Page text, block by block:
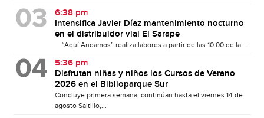
6:38 pm
Intensifica Javier Díaz mantenimiento nocturno
en el distribuidor vial El Sarape
“Aquí Andamos” realiza labores a partir de las 10:00 de la...
5:36 pm
Disfrutan niñas y niños los Cursos de Verano
2026 en el Biblioparque Sur
Concluye primera semana, continúan hasta el viernes 14 de
agosto Saltillo,...